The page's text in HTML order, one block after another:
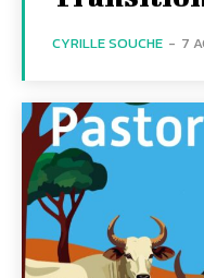
CYRILLE SOUCHE - 7